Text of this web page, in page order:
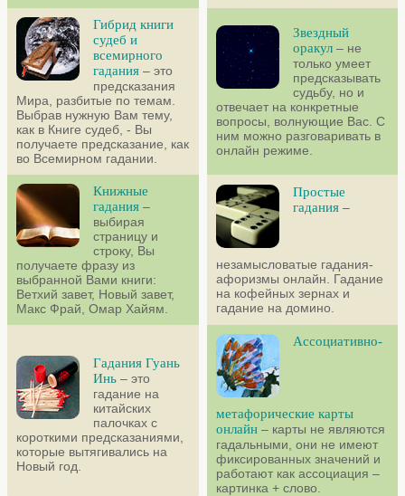
Гибрид книги
судеб и
всемирного
гадания – это
предсказания
Мира, разбитые по темам.
Выбрав нужную Вам тему,
как в Книге судеб, - Вы
получаете предсказание, как
во Всемирном гадании.
Звездный
оракул – не
только умеет
предсказывать
судьбу, но и
отвечает на конкретные
вопросы, волнующие Вас. С
ним можно разговаривать в
онлайн режиме.
Книжные
гадания –
выбирая
страницу и
строку, Вы
получаете фразу из
выбранной Вами книги:
Ветхий завет, Новый завет,
Макс Фрай, Омар Хайям.
Простые
гадания –
незамысловатые гадания-
афоризмы онлайн. Гадание
на кофейных зернах и
гадание на домино.
Гадания Гуань
Инь – это
гадание на
китайских
палочках с
короткими предсказаниями,
которые вытягивались на
Новый год.
Ассоциативно-
метафорические карты
онлайн – карты не являются
гадальными, они не имеют
фиксированных значений и
работают как ассоциация –
картинка + слово.